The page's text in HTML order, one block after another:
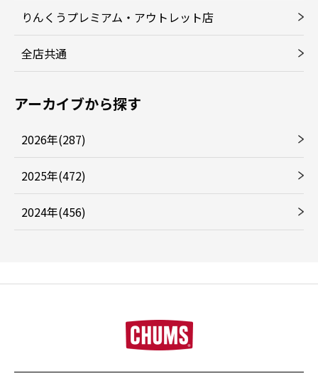
りんくうプレミアム・アウトレット店
全店共通
アーカイブから探す
2026年(287)
2025年(472)
2024年(456)